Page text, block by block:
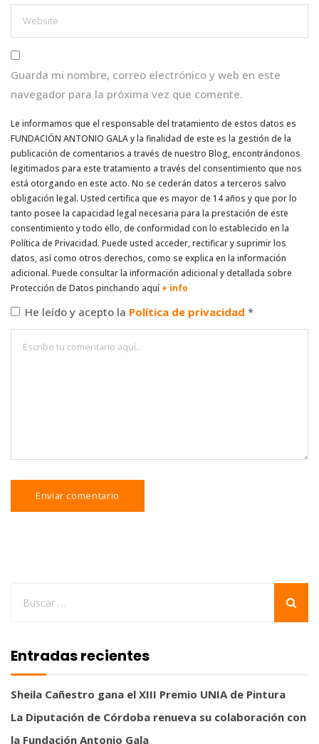
Guarda mi nombre, correo electrónico y web en este
navegador para la próxima vez que comente.
Le informamos que el responsable del tratamiento de estos datos es
FUNDACIÓN ANTONIO GALA y la finalidad de este es la gestión de la
publicación de comentarios a través de nuestro Blog, encontrándonos
legitimados para este tratamiento a través del consentimiento que nos
está otorgando en este acto. No se cederán datos a terceros salvo
obligación legal. Usted certifica que es mayor de 14 años y que por lo
tanto posee la capacidad legal necesaria para la prestación de este
consentimiento y todo ello, de conformidad con lo establecido en la
Política de Privacidad. Puede usted acceder, rectificar y suprimir los
datos, así como otros derechos, como se explica en la información
adicional. Puede consultar la información adicional y detallada sobre
Protección de Datos pinchando aquí + info
He leído y acepto la Política de privacidad *
Entradas recientes
Sheila Cañestro gana el XIII Premio UNIA de Pintura
La Diputación de Córdoba renueva su colaboración con
la Fundación Antonio Gala